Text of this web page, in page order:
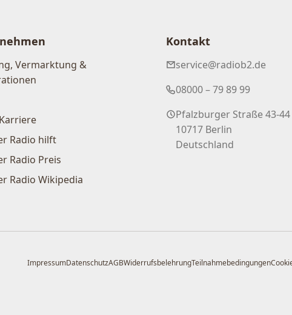
Vermarktung &
Radio hilft
Radio Preis
Radio Wikipedia
Kontakt
service@radiob2.de
08000 – 79 89 99
Pfalzburger Straße 43-44
10717 Berlin
Deutschland
ImpressumDatenschutzAGBWiderrufsbelehrungTeilnahmebedingungen